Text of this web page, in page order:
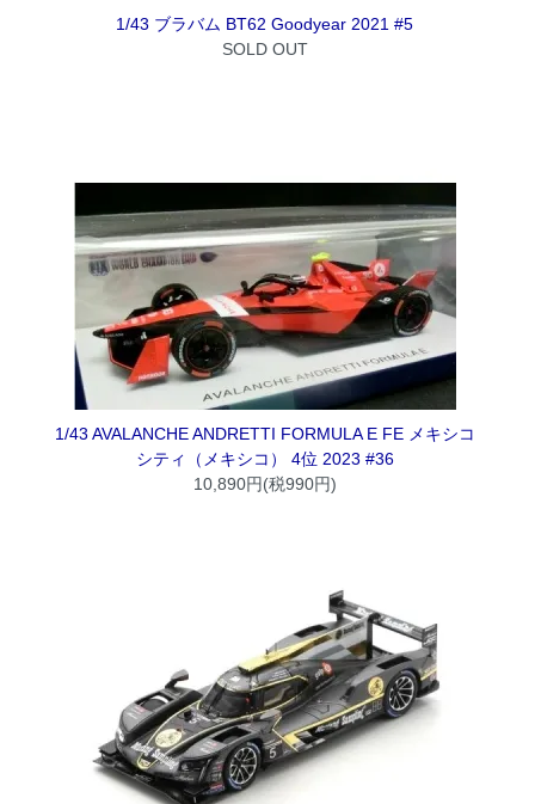
1/43 ブラバム BT62 Goodyear 2021 #5
SOLD OUT
1/43 AVALANCHE ANDRETTI FORMULA E FE メキシコ
シティ（メキシコ） 4位 2023 #36
10,890円(税990円)